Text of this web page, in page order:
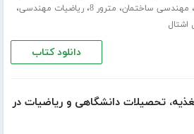
، مهندسی ساختمان، مترور 8 ،ریاضیات مهندسی،
اشتال
دانلود کتاب
79 اصطلاح تغذیه، تحصیلات دانشگاهی و ریاضیات در